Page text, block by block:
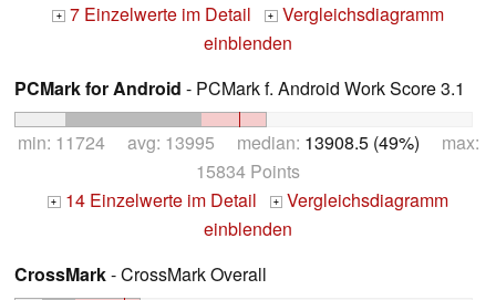
+ 7 Einzelwerte im Detail + Vergleichsdiagramm
einblenden
PCMark for Android - PCMark f. Android Work Score 3.1
min: 11724 avg: 13995 median: 13908.5 (49%) max:
15834 Points
+ 14 Einzelwerte im Detail +
Vergleichsdiagramm
einblenden
CrossMark- CrossMark Overall